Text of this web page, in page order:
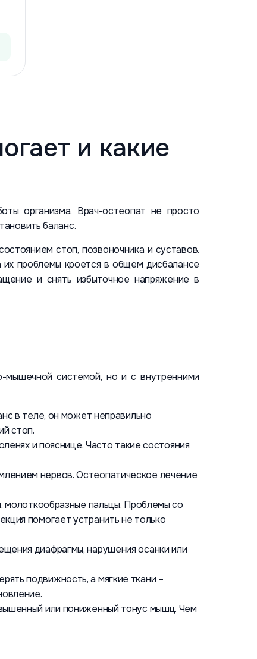
и какие
организма. Врач-остеопат не просто
баланс.
стоп, позвоночника и суставов.
их проблемы кроется в общем дисбалансе
и снять избыточное напряжение в
мышечной системой, но и с внутренними
в теле, он может неправильно
стоп.
и пояснице. Часто такие состояния
нервов. Остеопатическое лечение
молоткообразные пальцы. Проблемы со
помогает устранить не только
диафрагмы, нарушения осанки или
подвижность, а мягкие ткани –
или пониженный тонус мышц. Чем